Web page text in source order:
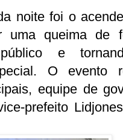
noite foi o
uma queima de
e
O evento
equipe de
prefeito